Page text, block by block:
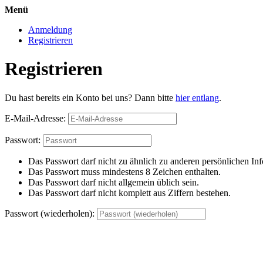
Menü
Anmeldung
Registrieren
Registrieren
Du hast bereits ein Konto bei uns? Dann bitte hier entlang.
E-Mail-Adresse:
Passwort:
Das Passwort darf nicht zu ähnlich zu anderen persönlichen
Das Passwort muss mindestens 8 Zeichen enthalten.
Das Passwort darf nicht allgemein üblich sein.
Das Passwort darf nicht komplett aus Ziffern bestehen.
Passwort (wiederholen):